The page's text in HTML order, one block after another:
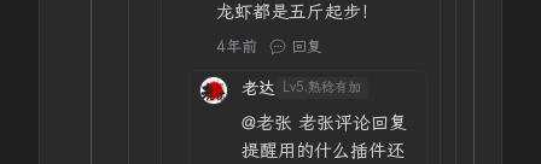
龙虾都是五斤起步！
4年前 回复
老达 Lv5.熟稔有加
@老张 老张评论回复
提醒用的什么插件还